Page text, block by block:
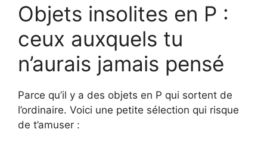
Objets insolites en P :
ceux auxquels tu
n’aurais jamais pensé
Parce qu’il y a des objets en P qui sortent de
l’ordinaire. Voici une petite sélection qui risque
de t’amuser :